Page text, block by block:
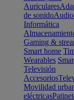
Auriculares
de sonido
Informática
Gaming &
Smart home
Wearables
Televisión
Accesorios
Movilidad
eléctricas